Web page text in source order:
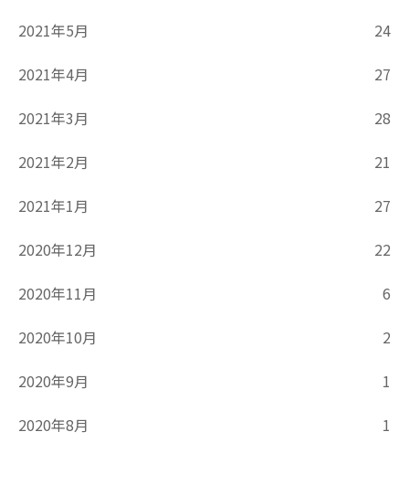
2021年5月
24
2021年4月
27
2021年3月
28
2021年2月
21
2021年1月
27
2020年12月
22
2020年11月
6
2020年10月
2
2020年9月
1
2020年8月
1